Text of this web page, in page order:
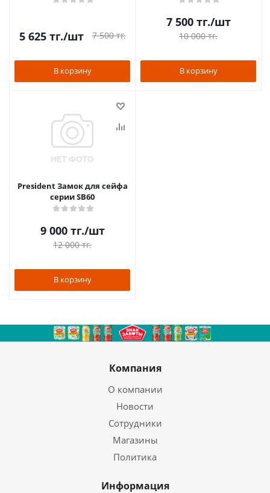
5 625тг./шт 7 500тг.
В корзину
7 500тг./шт
10 000тг.
В корзину
President Замок для сейфа
серии SB60
9 000тг./шт
12 000тг.
В корзину
Компания
О компании
Новости
Сотрудники
Магазины
Политика
Информация